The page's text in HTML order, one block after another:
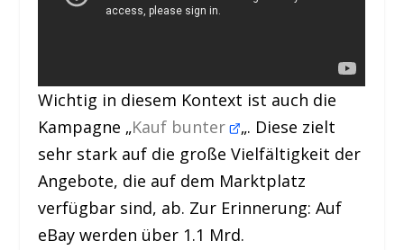
Wichtig in diesem Kontext ist auch die
Kampagne „Kauf bunter „. Diese zielt
sehr stark auf die große Vielfältigkeit der
Angebote, die auf dem Marktplatz
verfügbar sind, ab. Zur Erinnerung: Auf
eBay werden über 1.1 Mrd.